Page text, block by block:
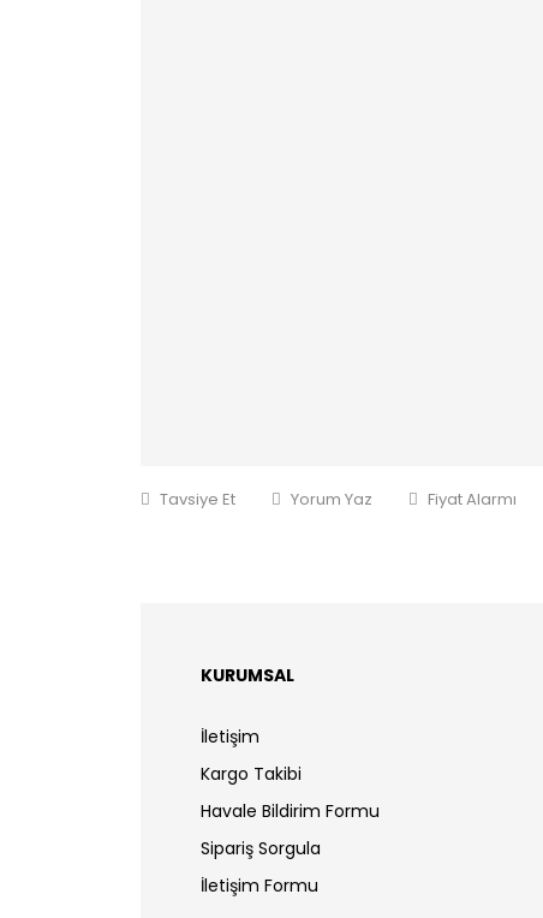
Tavsiye Et Yorum Yaz Fiyat Alarmı
KURUMSAL
İletişim
Kargo Takibi
Havale Bildirim Formu
Sipariş Sorgula
İletişim Formu